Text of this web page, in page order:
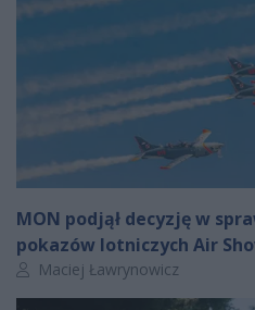
MON podjął decyzję w
pokazów lotniczych Air
Autor artykułu:
Maciej Ławrynowicz